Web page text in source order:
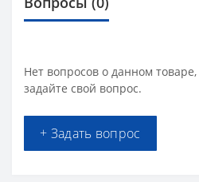
Нет вопросов о данном
задайте свой вопрос.
+ Задать вопрос